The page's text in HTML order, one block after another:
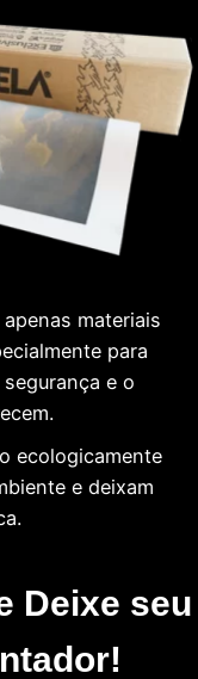
materiais
para
e o
ecologicamente
e deixam
Deixe seu